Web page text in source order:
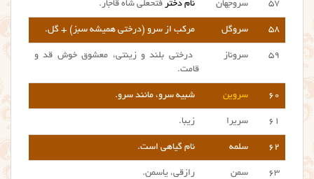
۵۷ سروجهان نام دختر فتحعلی شاه قاجار.
۵۸ سروگل مرکب از سرو (درختی همیشه سبز) + گل.
۵۹ سروناز
درختی بلند و زینتی، معشوق خوش قد و
قامت.
۶۰ سروین شبیه سرو، مانند سرو.
۶۱ سریرا زیبا.
۶۲ سلمه نام گیاهی است.
۶۳ سمن رازقی، یاسمن.